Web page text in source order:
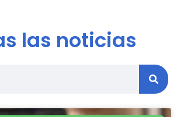
las noticias